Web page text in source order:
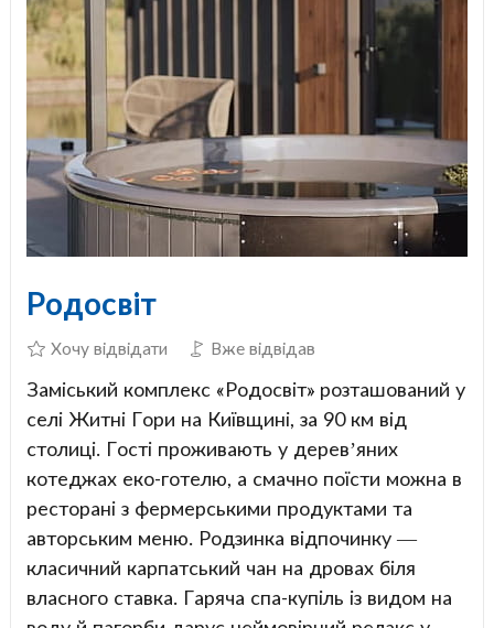
Родосвіт
Хочу відвідати Вже відвідав
Заміський комплекс «Родосвіт» розташований у
селі Житні Гори на Київщині, за 90 км від
столиці. Гості проживають у дерев’яних
котеджах еко-готелю, а смачно поїсти можна в
ресторані з фермерськими продуктами та
авторським меню. Родзинка відпочинку —
класичний карпатський чан на дровах біля
власного ставка. Гаряча спа-купіль із видом на